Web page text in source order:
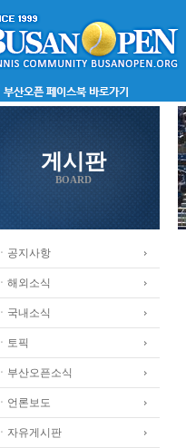
게시판
BOARD
ㆍ공지사항
ㆍ해외소식
ㆍ국내소식
ㆍ토픽
ㆍ부산오픈소식
ㆍ언론보도
ㆍ자유게시판